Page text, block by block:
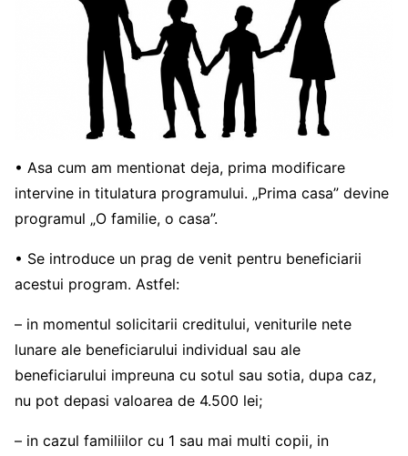
• Asa cum am mentionat deja, prima modificare
intervine in titulatura programului. „Prima casa” devine
programul „O familie, o casa”.
• Se introduce un prag de venit pentru beneficiarii
acestui program. Astfel:
– in momentul solicitarii creditului, veniturile nete
lunare ale beneficiarului individual sau ale
beneficiarului impreuna cu sotul sau sotia, dupa caz,
nu pot depasi valoarea de 4.500 lei;
– in cazul familiilor cu 1 sau mai multi copii, in